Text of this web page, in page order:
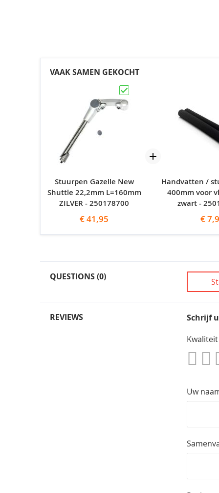
VAAK SAMEN GEKOCHT
Stuurpen Gazelle New
Shuttle 22,2mm L=160mm
ZILVER - 250178700
€ 41,95
Handvatten /
400mm voor
zwart -
€
QUESTIONS (0)
REVIEWS
Schrijf
Kwaliteit
1
Star
2
Uw